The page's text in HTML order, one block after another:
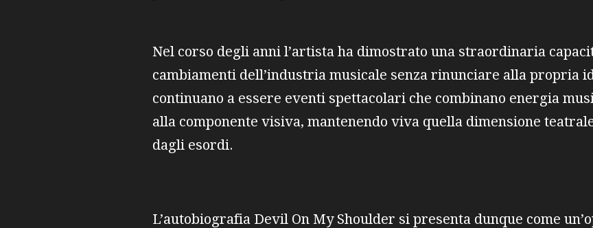
Nel corso degli anni l’artista ha dimostrato una straordinaria
cambiamenti dell’industria musicale senza rinunciare alla propria
continuano a essere eventi spettacolari che combinano energia
alla componente visiva, mantenendo viva quella dimensione
dagli esordi.
L’autobiografia Devil On My Shoulder si presenta dunque come